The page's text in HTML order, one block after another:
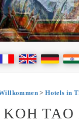
>Hotels in
KOH TAO